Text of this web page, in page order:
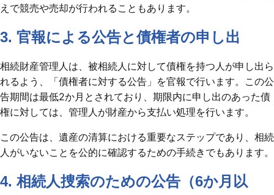
えで競売や売却が行われることもあります。
3. 官報による公告と債権者の申し出
相続財産管理人は、被相続人に対して債権を持つ人が申し出ら
れるよう、「債権者に対する公告」を官報で行います。この公
告期間は最低2か月とされており、期限内に申し出のあった債
権に対しては、管理人が財産から支払い処理を行います。
この公告は、遺産の清算における重要なステップであり、相続
人がいないことを公的に確認するための手続きでもあります。
4. 相続人捜索のための公告（6か月以